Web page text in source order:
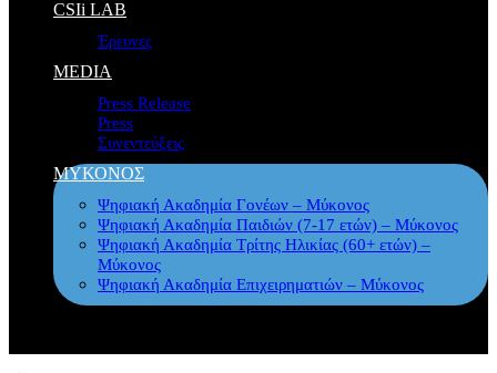
CSIi LAB
Έρευνες
MEDIA
Press Release
Press
Συνεντεύξεις
ΜΥΚΟΝΟΣ
Ψηφιακή Ακαδημία Γονέων – Μύκονος
Ψηφιακή Ακαδημία Παιδιών (7-17 ετών) – Μύκονος
Ψηφιακή Ακαδημία Τρίτης Ηλικίας (60+ ετών) –
Μύκονος
Ψηφιακή Ακαδημία Επιχειρηματιών – Μύκονος